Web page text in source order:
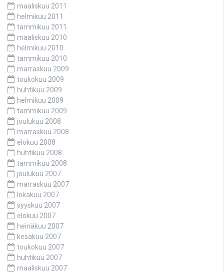
maaliskuu 2011
helmikuu 2011
tammikuu 2011
maaliskuu 2010
helmikuu 2010
tammikuu 2010
marraskuu 2009
toukokuu 2009
huhtikuu 2009
helmikuu 2009
tammikuu 2009
joulukuu 2008
marraskuu 2008
elokuu 2008
huhtikuu 2008
tammikuu 2008
joulukuu 2007
marraskuu 2007
lokakuu 2007
syyskuu 2007
elokuu 2007
heinäkuu 2007
kesäkuu 2007
toukokuu 2007
huhtikuu 2007
maaliskuu 2007